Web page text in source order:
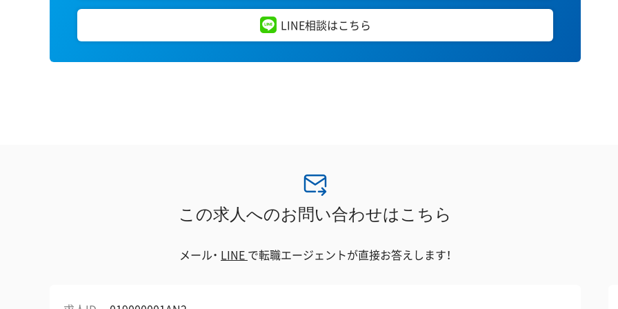
LINE相談はこちら
この求人へのお問い合わせはこちら
メール・ LINE で転職エージェントが直接お答えします！